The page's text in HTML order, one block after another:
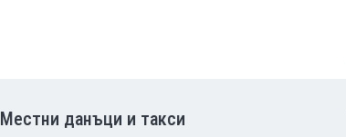
Местни данъци и такси